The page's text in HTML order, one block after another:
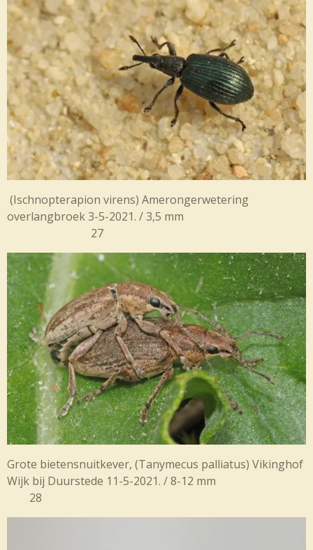
(Ischnopterapion virens) Amerongerwetering
overlangbroek 3-5-2021. / 3,5 mm
27
Grote bietensnuitkever, (Tanymecus palliatus) Vikinghof
Wijk bij Duurstede 11-5-2021. / 8-12 mm
28